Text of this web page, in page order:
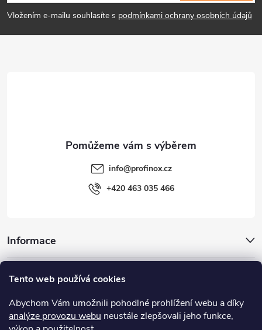
Tento web používá cookies
Abychom Vám umožnili pohodlné prohlížení webu a díky
analýze provozu webu neustále zlepšovali jeho funkce,
p
a
Vložením e-mailu souhlasíte s podmínkami ochrany osobních údajů
Informace
Inspirace
Užitečné odkazy
info@profinox.cz
+420 463 035 466